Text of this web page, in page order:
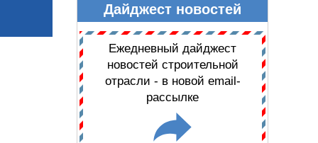
ДАЙДЖЕСТ НОВОСТЕЙДайджест новостей
Ежедневный дайджест
новостей строительной
отрасли - в новой email-
рассылке